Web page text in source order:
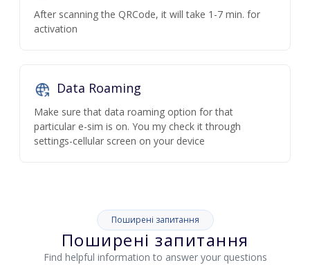
After scanning the QRCode, it will take 1-7 min. for
activation
Data Roaming
Make sure that data roaming option for that
particular e-sim is on. You my check it through
settings-cellular screen on your device
Поширені запитання
Поширені запитання
Find helpful information to answer your questions